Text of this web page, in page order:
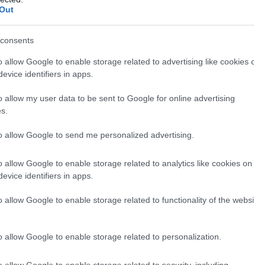
allow Google to enable storage related to advertising like cookies
identifiers in apps.
allow my user data to be sent to Google for online advertising
allow Google to send me personalized advertising.
allow Google to enable storage related to analytics like cookies on
identifiers in apps.
allow Google to enable storage related to functionality of the
allow Google to enable storage related to personalization.
is napi szinten fogyaszt a bélrendszer
elvére épül. Ilyenek például a chipsek,
nehéznek vagy laktatónak ezeket az ételeket,
is része lehet a fogyasztási élménynek.
A